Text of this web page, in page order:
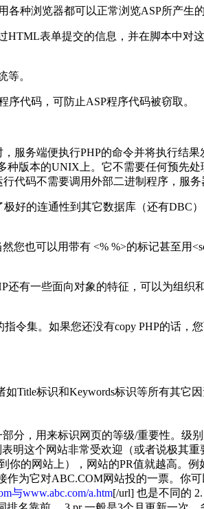
种浏览器都可以正常浏览ASP所产生的
表单提交的信息，并在脚本中对
等。
代码，可防止ASP程序代码被窃取。
服务端便执行PHP的命令并将执行结
种版本的UNIX上。它不需要任何预先
代码不需要调用外部二进制程序，服
好的连通性到其它数据库（还有DBC
您也可以用带有 <% %>的标记甚至用
还有一些面向对象的特征，可以为组织
令集。如果您还没有copy PHP的话，
Title标识和Keywords标识等所有其它
分，用来标识网页的等级/重要性。级
明这个网站非常受欢迎（或者说极其重
你的网站上），网站的PR值就越高。
为它对ABC.COM网站投的一票。你
与www.abc.com/a.htm[/url] 也是不同的